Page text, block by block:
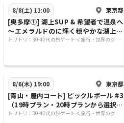
8/8(土) 11:00 東京都
[奥多摩①] 湖上SUP & 希望者で温泉へ
〜エメラルドのに輝く穏やかな湖上な
ので初心者歓迎！〜
トリトリ：30-40代の旅ゲート ＜旅行・世界のグル
8/6(木) 19:00 東京都
[青山・屋内コート] ピックルボール #3
（19時プラン・20時プランから選択し
てください）
トリトリ：30-40代の旅ゲート ＜旅行・世界のグル